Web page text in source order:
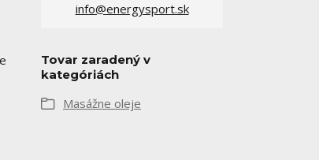
info@energysport.sk
Tovar zaradený v
kategóriách
Masážne oleje